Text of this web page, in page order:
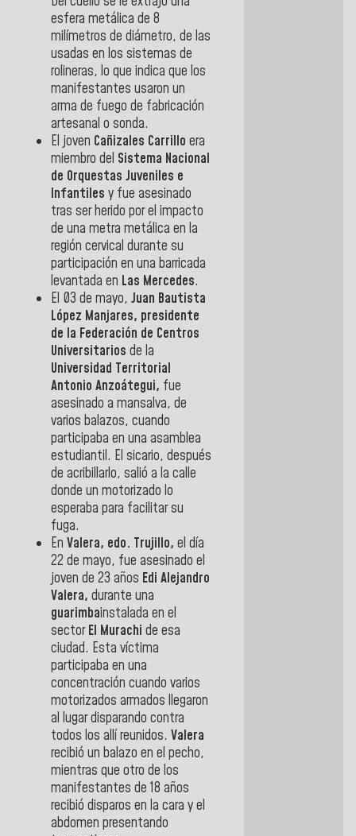
esfera metálica de 8
milímetros de diámetro, de las
usadas en los sistemas de
rolineras, lo que indica que los
manifestantes usaron un
arma de fuego de fabricación
artesanal o sonda.
El joven Cañizales Carrillo era
miembro del Sistema Nacional
de Orquestas Juveniles e
Infantiles y fue asesinado
tras ser herido por el impacto
de una metra metálica en la
región cervical durante su
participación en una barricada
levantada en Las Mercedes.
El 03 de mayo, Juan Bautista
López Manjares, presidente
de la Federación de Centros
Universitarios de la
Universidad Territorial
Antonio Anzoátegui, fue
asesinado a mansalva, de
varios balazos, cuando
participaba en una asamblea
estudiantil. El sicario, después
de acribillarlo, salió a la calle
donde un motorizado lo
esperaba para facilitar su
fuga.
En Valera, edo. Trujillo, el día
22 de mayo, fue asesinado el
joven de 23 años Edi Alejandro
Valera, durante una
guarimbainstalada en el
sector El Murachi de esa
ciudad. Esta víctima
participaba en una
concentración cuando varios
motorizados armados llegaron
al lugar disparando contra
todos los allí reunidos. Valera
recibió un balazo en el pecho,
mientras que otro de los
manifestantes de 18 años
recibió disparos en la cara y el
abdomen presentando